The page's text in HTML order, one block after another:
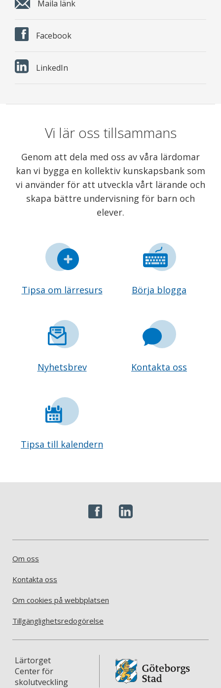
Maila länk
Facebook
LinkedIn
Vi lär oss tillsammans
Genom att dela med oss av våra lärdomar
kan vi bygga en kollektiv kunskapsbank som
vi använder för att utveckla vårt lärande och
skapa bättre undervisning för barn och
elever.
Tipsa om lärresurs Börja blogga
Nyhetsbrev Kontakta oss
Tipsa till kalendern
Om oss
Kontakta oss
Om cookies på webbplatsen
Tillgänglighetsredogörelse
Lärtorget
Center för
skolutveckling